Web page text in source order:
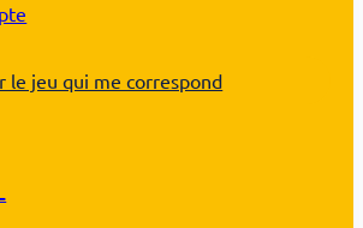
le jeu qui me correspond